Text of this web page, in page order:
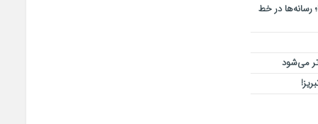
رسانه‌ها در خط
می‌شود